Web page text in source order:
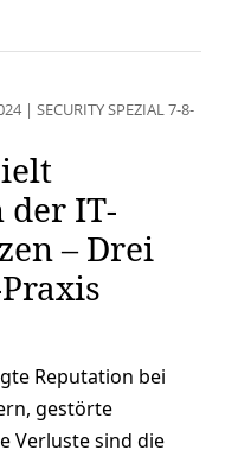
| SECURITY SPEZIAL 7-8-
der IT-
– Drei
Reputation bei
gestörte
Verluste sind die